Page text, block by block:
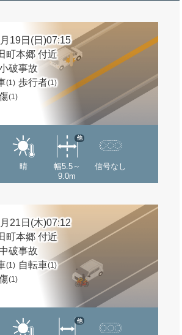
19日(日)07:15
町本郷 付近
破事故
(1) 歩行者(1)
(1)
晴
幅5.5～
9.0m
他
信号なし
21日(木)07:12
町本郷 付近
破事故
(1) 自転車(1)
(1)
他